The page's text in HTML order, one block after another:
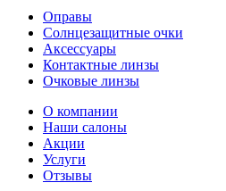
Оправы
Солнцезащитные очки
Аксессуары
Контактные линзы
Очковые линзы
О компании
Наши салоны
Акции
Услуги
Отзывы